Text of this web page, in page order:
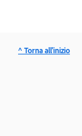
^ Torna all'inizio